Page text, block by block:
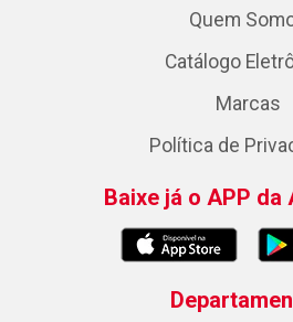
Quem
Catálogo
Marcas
Política de
Baixe já o APP da